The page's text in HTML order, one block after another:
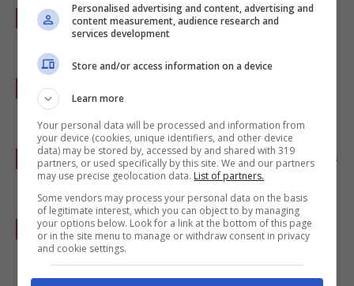
Nel frattempo imburrate ed infarinate degli
stampini fondi per tartellette.
Trascorsi i trenta minuti, eliminate la
pellicola dalla palla.
Stendete la pasta frolla usando un mattarello,
quindi rivestite gli stampini con la stessa.
Ponete al centro, in ogni stampino, un
cucchiaino di marmellata.
Personalised advertising and content, advertising and
content measurement, audience research and
services development
Store and/or access information on a device
Learn more
Your personal data will be processed and information from
your device (cookies, unique identifiers, and other device
data) may be stored by, accessed by and shared with 319
partners, or used specifically by this site. We and our partners
may use precise geolocation data. List of partners.
Some vendors may process your personal data on the basis
of legitimate interest, which you can object to by managing
your options below. Look for a link at the bottom of this page
or in the site menu to manage or withdraw consent in privacy
and cookie settings.